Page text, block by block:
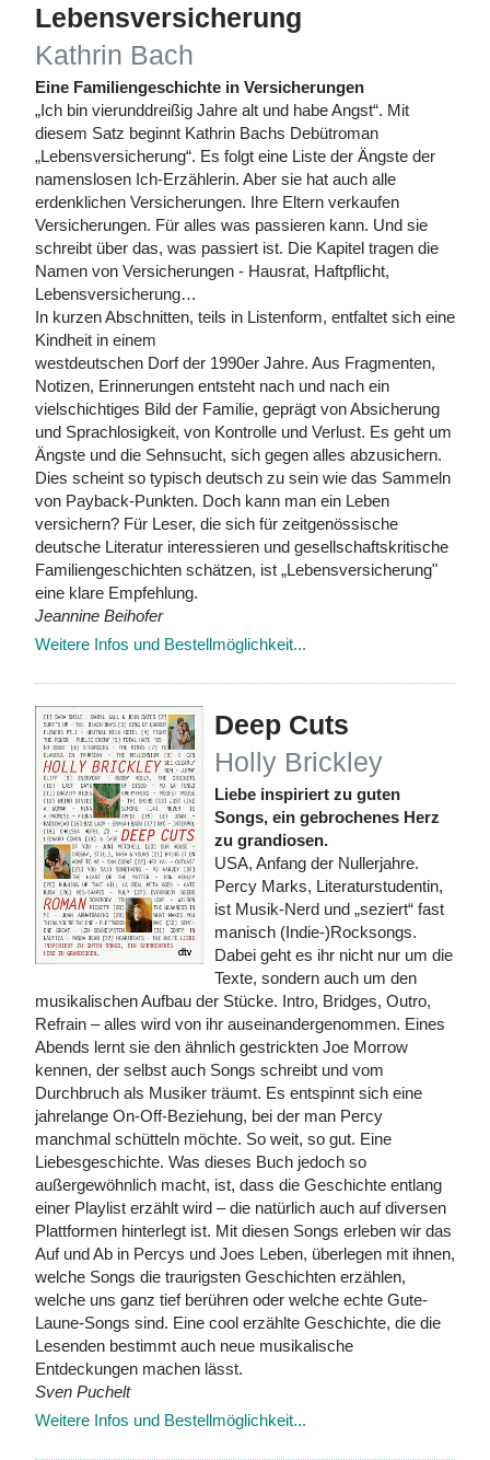
Lebensversicherung
Kathrin Bach
Eine Familiengeschichte in Versicherungen
„Ich bin vierunddreißig Jahre alt und habe Angst“. Mit
diesem Satz beginnt Kathrin Bachs Debütroman
„Lebensversicherung“. Es folgt eine Liste der Ängste der
namenslosen Ich-Erzählerin. Aber sie hat auch alle
erdenklichen Versicherungen. Ihre Eltern verkaufen
Versicherungen. Für alles was passieren kann. Und sie
schreibt über das, was passiert ist. Die Kapitel tragen die
Namen von Versicherungen - Hausrat, Haftpflicht,
Lebensversicherung…
In kurzen Abschnitten, teils in Listenform, entfaltet sich eine
Kindheit in einem
westdeutschen Dorf der 1990er Jahre. Aus Fragmenten,
Notizen, Erinnerungen entsteht nach und nach ein
vielschichtiges Bild der Familie, geprägt von Absicherung
und Sprachlosigkeit, von Kontrolle und Verlust. Es geht um
Ängste und die Sehnsucht, sich gegen alles abzusichern.
Dies scheint so typisch deutsch zu sein wie das Sammeln
von Payback-Punkten. Doch kann man ein Leben
versichern? Für Leser, die sich für zeitgenössische
deutsche Literatur interessieren und gesellschaftskritische
Familiengeschichten schätzen, ist „Lebensversicherung"
eine klare Empfehlung.
Jeannine Beihofer
Weitere Infos und Bestellmöglichkeit...
Deep Cuts
Holly Brickley
Liebe inspiriert zu guten
Songs, ein gebrochenes Herz
zu grandiosen.
USA, Anfang der Nullerjahre.
Percy Marks, Literaturstudentin,
ist Musik-Nerd und „seziert“ fast
manisch (Indie-)Rocksongs.
Dabei geht es ihr nicht nur um die
Texte, sondern auch um den
musikalischen Aufbau der Stücke. Intro, Bridges, Outro,
Refrain – alles wird von ihr auseinandergenommen. Eines
Abends lernt sie den ähnlich gestrickten Joe Morrow
kennen, der selbst auch Songs schreibt und vom
Durchbruch als Musiker träumt. Es entspinnt sich eine
jahrelange On-Off-Beziehung, bei der man Percy
manchmal schütteln möchte. So weit, so gut. Eine
Liebesgeschichte. Was dieses Buch jedoch so
außergewöhnlich macht, ist, dass die Geschichte entlang
einer Playlist erzählt wird – die natürlich auch auf diversen
Plattformen hinterlegt ist. Mit diesen Songs erleben wir das
Auf und Ab in Percys und Joes Leben, überlegen mit ihnen,
welche Songs die traurigsten Geschichten erzählen,
welche uns ganz tief berühren oder welche echte Gute-
Laune-Songs sind. Eine cool erzählte Geschichte, die die
Lesenden bestimmt auch neue musikalische
Entdeckungen machen lässt.
Sven Puchelt
Weitere Infos und Bestellmöglichkeit...